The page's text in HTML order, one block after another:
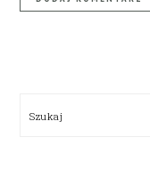
Szukaj